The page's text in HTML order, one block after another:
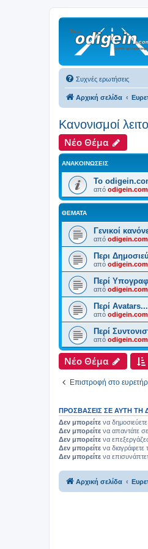
Συχνές ερωτήσεις
Αρχική σελίδα
Κανονισμοί
Νέο Θέμα
ΑΝΑΚΟΙΝΏΣΕΙΣ
Το
από odigein.com
ΘΈΜΑΤΑ
Γενικοί
από odigein.com
Περι
από odigein.com
Περί
από odigein.com
Περί Avatars...
από odigein.com
Περί
από odigein.com
Νέο Θέμα
Επιστροφή στο
ΠΡΟΣΒΆΣΕΙΣ ΣΕ ΑΥΤΉ ΤΗ
Δεν μπορείτε να
Δεν μπορείτε να απαντάτε
Δεν μπορείτε να
Δεν μπορείτε να διαγράφετε
Δεν μπορείτε να
Αρχική σελίδα